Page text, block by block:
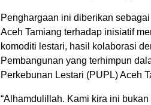
Penghargaan ini diberikan
Aceh Tamiang terhadap inisiatif
komoditi lestari, hasil kolaborasi
Pembangunan yang terhimpun
Perkebunan Lestari (PUPL) Aceh
“Alhamdulillah. Kami kira ini